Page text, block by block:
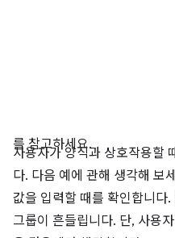
를 참고하세요.
사용자가 양식과 상호작용할
다. 다음 예에 관해 생각해 보
값을 입력할 때를 확인합니다.
그룹이 흔들립니다. 단, 사용